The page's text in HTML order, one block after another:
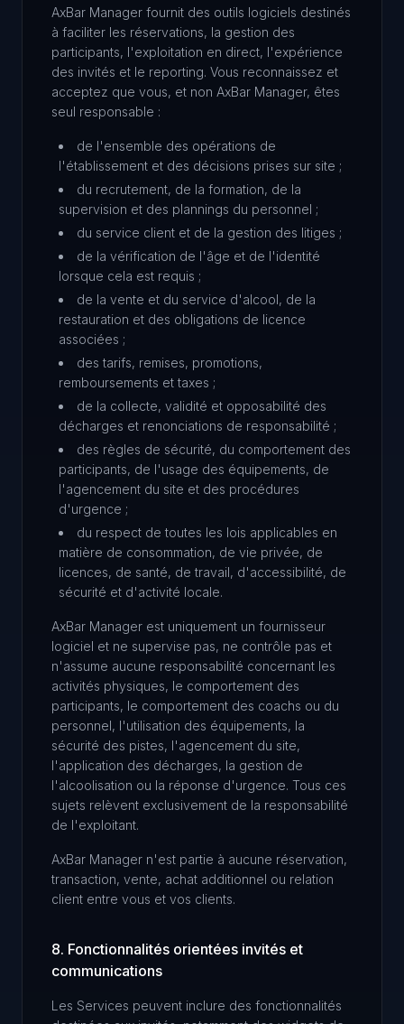
AxBar Manager fournit des outils logiciels destinés
à faciliter les réservations, la gestion des
participants, l'exploitation en direct, l'expérience
des invités et le reporting. Vous reconnaissez et
acceptez que vous, et non AxBar Manager, êtes
seul responsable :
de l'ensemble des opérations de
l'établissement et des décisions prises sur site ;
du recrutement, de la formation, de la
supervision et des plannings du personnel ;
du service client et de la gestion des litiges ;
de la vérification de l'âge et de l'identité
lorsque cela est requis ;
de la vente et du service d'alcool, de la
restauration et des obligations de licence
associées ;
des tarifs, remises, promotions,
remboursements et taxes ;
de la collecte, validité et opposabilité des
décharges et renonciations de responsabilité ;
des règles de sécurité, du comportement des
participants, de l'usage des équipements, de
l'agencement du site et des procédures
d'urgence ;
du respect de toutes les lois applicables en
matière de consommation, de vie privée, de
licences, de santé, de travail, d'accessibilité, de
sécurité et d'activité locale.
AxBar Manager est uniquement un fournisseur
logiciel et ne supervise pas, ne contrôle pas et
n'assume aucune responsabilité concernant les
activités physiques, le comportement des
participants, le comportement des coachs ou du
personnel, l'utilisation des équipements, la
sécurité des pistes, l'agencement du site,
l'application des décharges, la gestion de
l'alcoolisation ou la réponse d'urgence. Tous ces
sujets relèvent exclusivement de la responsabilité
de l'exploitant.
AxBar Manager n'est partie à aucune réservation,
transaction, vente, achat additionnel ou relation
client entre vous et vos clients.
8. Fonctionnalités orientées invités et
communications
Les Services peuvent inclure des fonctionnalités